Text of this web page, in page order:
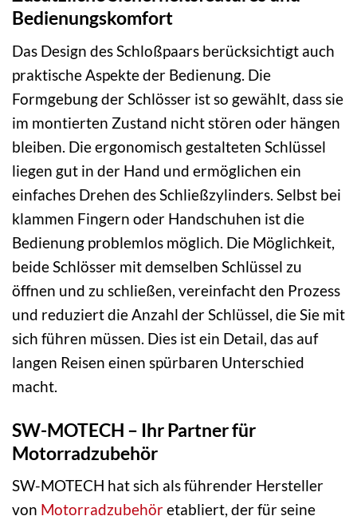
Bedienungskomfort
Das Design des Schloßpaars berücksichtigt auch
praktische Aspekte der Bedienung. Die
Formgebung der Schlösser ist so gewählt, dass sie
im montierten Zustand nicht stören oder hängen
bleiben. Die ergonomisch gestalteten Schlüssel
liegen gut in der Hand und ermöglichen ein
einfaches Drehen des Schließzylinders. Selbst bei
klammen Fingern oder Handschuhen ist die
Bedienung problemlos möglich. Die Möglichkeit,
beide Schlösser mit demselben Schlüssel zu
öffnen und zu schließen, vereinfacht den Prozess
und reduziert die Anzahl der Schlüssel, die Sie mit
sich führen müssen. Dies ist ein Detail, das auf
langen Reisen einen spürbaren Unterschied
macht.
SW-MOTECH – Ihr Partner für
Motorradzubehör
SW-MOTECH hat sich als führender Hersteller
von Motorradzubehöretabliert, der für seine